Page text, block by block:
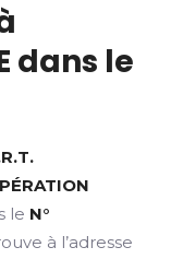
dans le
le N°
à l’adresse